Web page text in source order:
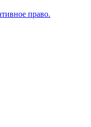
право.